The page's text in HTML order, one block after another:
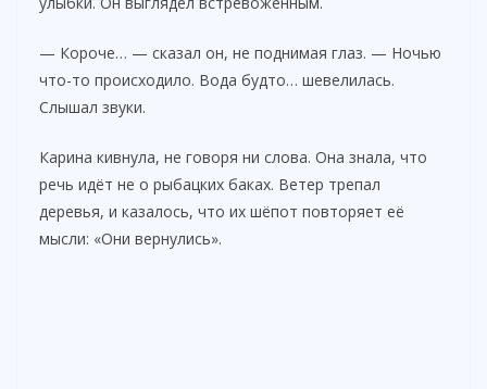
— Короче… — сказал он, не поднимая глаз. — Ночью
что-то происходило. Вода будто… шевелилась.
Слышал звуки.
Карина кивнула, не говоря ни слова. Она знала, что
речь идёт не о рыбацких баках. Ветер трепал
деревья, и казалось, что их шёпот повторяет её
мысли: «Они вернулись».